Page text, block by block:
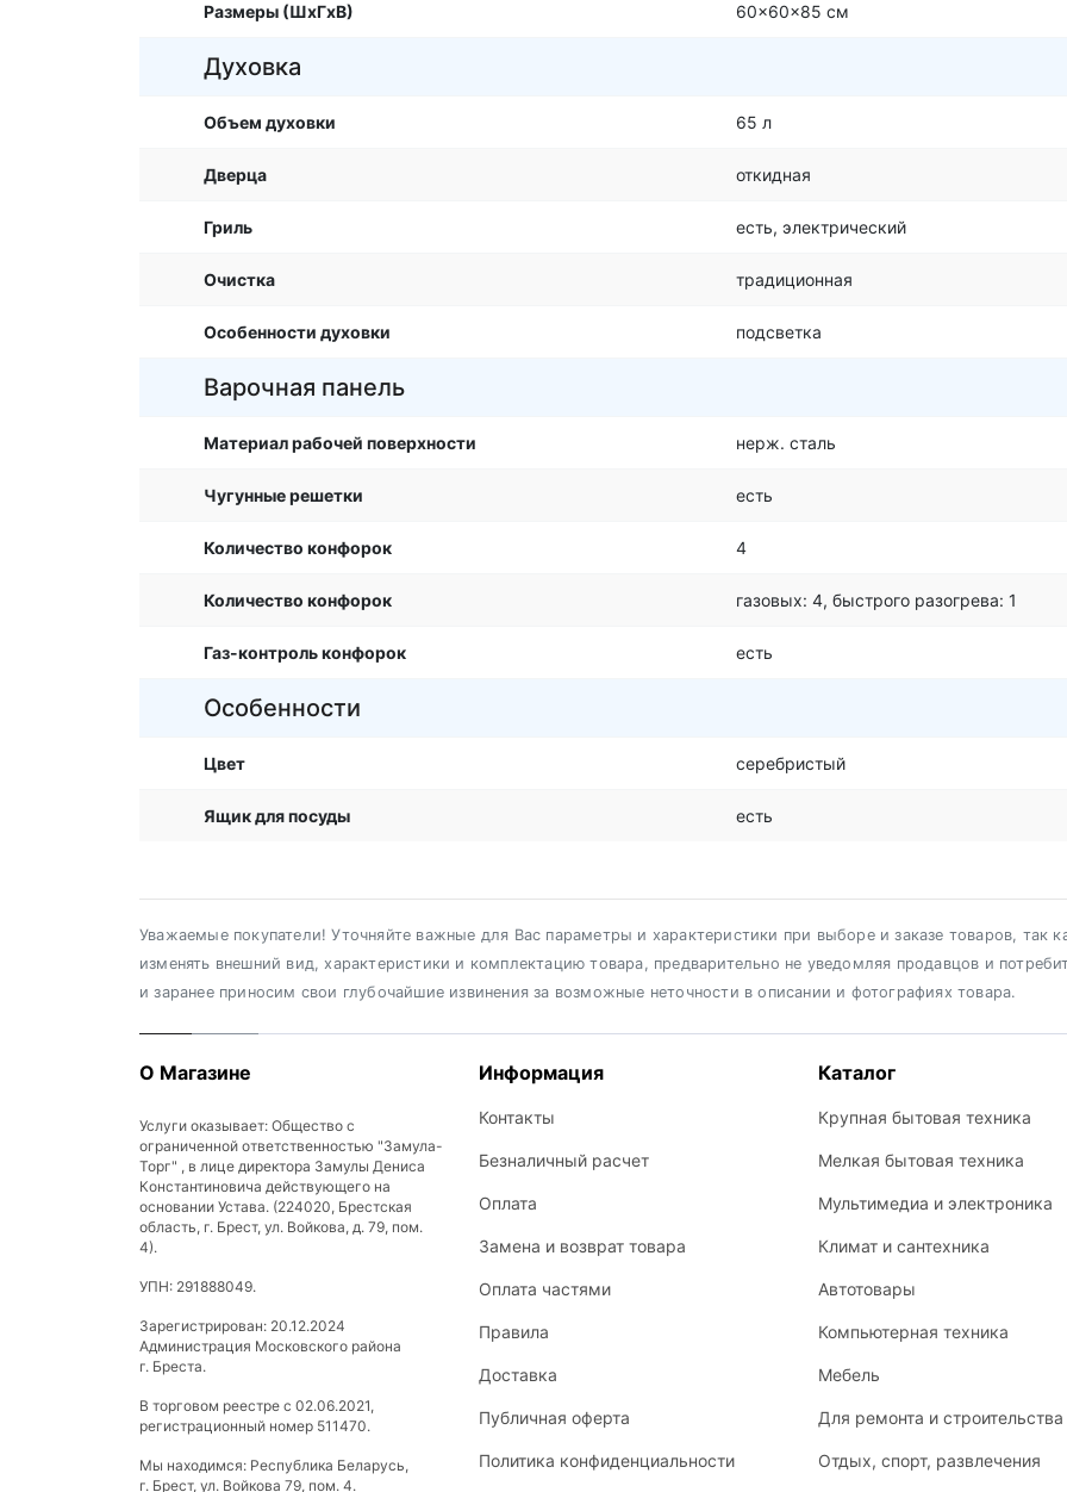
Размеры (ШхГхВ) 60x60x85 см
Духовка
Объем духовки 65 л
Дверца откидная
Гриль есть, электрический
Очистка традиционная
Особенности духовки подсветка
Варочная панель
Материал рабочей поверхности нерж. сталь
Чугунные решетки есть
Количество конфорок 4
Количество конфорок газовых: 4, быстрого разогрева: 1
Газ-контроль конфорок есть
Особенности
Цвет серебристый
Ящик для посуды есть
Уважаемые покупатели! Уточняйте важные для Вас параметры и характеристики при выборе и заказе товаров, так
изменять внешний вид, характеристики и комплектацию товара, предварительно не уведомляя продавцов и
и заранее приносим свои глубочайшие извинения за возможные неточности в описании и фотографиях товара.
О Магазине
Услуги оказывает: Общество с
ограниченной ответственностью "Замула-
Торг" , в лице директора Замулы Дениса
Константиновича действующего на
основании Устава. (224020, Брестская
область, г. Брест, ул. Войкова, д. 79, пом.
4).
УПН: 291888049.
Зарегистрирован: 20.12.2024
Администрация Московского района
г. Бреста.
В торговом реестре с 02.06.2021,
регистрационный номер 511470.
Мы находимся: Республика Беларусь,
г. Брест, ул. Войкова 79, пом. 4.
Информация
Контакты
Безналичный расчет
Оплата
Замена и возврат товара
Оплата частями
Правила
Доставка
Публичная оферта
Политика конфиденциальности
Каталог
Крупная бытовая техника
Мелкая бытовая техника
Мультимедиа и электроника
Климат и сантехника
Автотовары
Компьютерная техника
Мебель
Для ремонта и строительства
Отдых, спорт, развлечения